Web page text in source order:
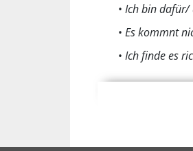
• Ich bin dafür/
• Es kommnt
• Ich finde es